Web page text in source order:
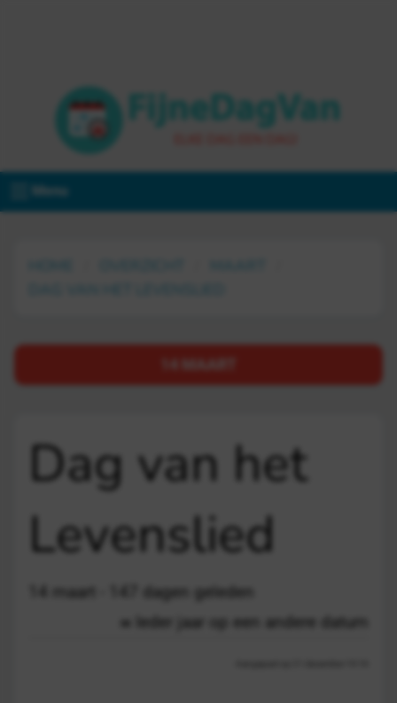
Menu
Dag van het
Levenslied
14 maart - 147 dagen geleden
Ieder jaar op een andere datum